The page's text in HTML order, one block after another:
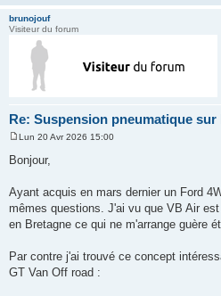
brunojouf
Visiteur du forum
Re: Suspension pneumatique
s
g
e
Lun 20 Avr 2026 15:00
Bonjour,
Ayant acquis en mars dernier un Ford
mêmes questions. J'ai vu que VB Air
en Bretagne ce qui ne m'arrange guère
Par contre j'ai trouvé ce concept
GT Van Off road :